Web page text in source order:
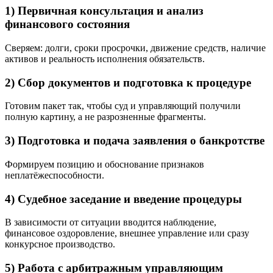
1) Первичная консультация и анализ
финансового состояния
Сверяем: долги, сроки просрочки, движение средств, наличие
активов и реальность исполнения обязательств.
2) Сбор документов и подготовка к процедуре
Готовим пакет так, чтобы суд и управляющий получили
полную картину, а не разрозненные фрагменты.
3) Подготовка и подача заявления о банкротстве
Формируем позицию и обоснование признаков
неплатёжеспособности.
4) Судебное заседание и введение процедуры
В зависимости от ситуации вводится наблюдение,
финансовое оздоровление, внешнее управление или сразу
конкурсное производство.
5) Работа с арбитражным управляющим